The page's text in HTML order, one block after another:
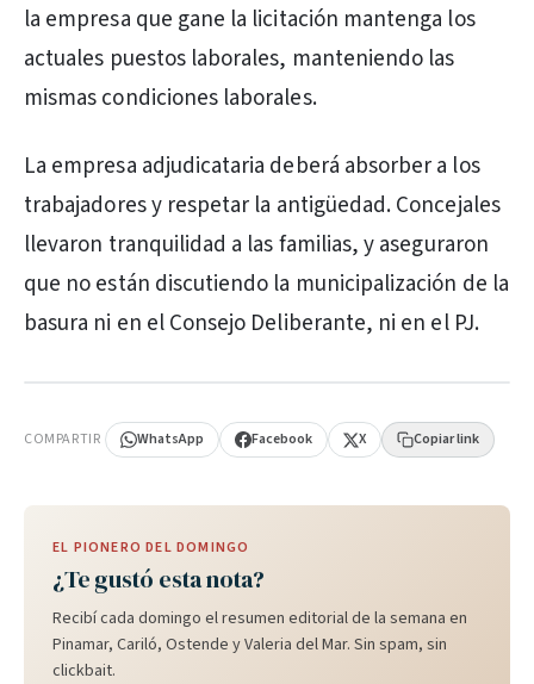
la empresa que gane la licitación mantenga los
actuales puestos laborales, manteniendo las
mismas condiciones laborales.
La empresa adjudicataria deberá absorber a los
trabajadores y respetar la antigüedad. Concejales
llevaron tranquilidad a las familias, y aseguraron
que no están discutiendo la municipalización de la
basura ni en el Consejo Deliberante, ni en el PJ.
COMPARTIR WhatsApp Facebook X Copiar link
EL PIONERO DEL DOMINGO
¿Te gustó esta nota?
Recibí cada domingo el resumen editorial de la semana en
Pinamar, Cariló, Ostende y Valeria del Mar. Sin spam, sin
clickbait.